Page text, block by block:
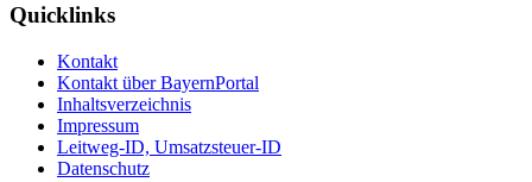
Quicklinks
Kontakt
Kontakt über BayernPortal
Inhaltsverzeichnis
Impressum
Leitweg-ID, Umsatzsteuer-ID
Datenschutz